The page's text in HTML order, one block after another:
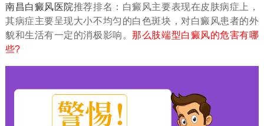
南昌白癜风医院推荐排名：白癜风主要表现在皮肤病症上，
其病症主要呈现大小不均匀的白色斑块，对白癜风患者的外
貌和生活有一定的消极影响。那么肢端型白癜风的危害有哪
些?